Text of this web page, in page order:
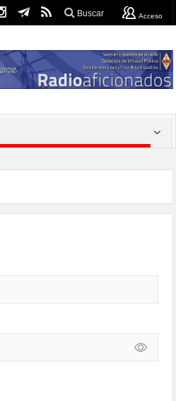
Buscar Acceso